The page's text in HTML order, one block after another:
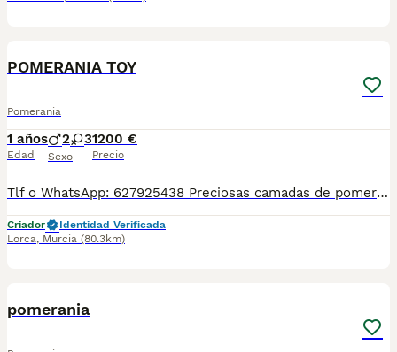
POMERANIA TOY
Pomerania
1 años
Edad
2 3
Sexo
1200 €
Precio
Tlf o WhatsApp: 627925438 Preciosas camadas de pomerania, se entregan con minimo de dos meses y medio de edad y sus vacunas correspondientes, desparasitados interna y externamente, pasaporte y microchip, contrato de compra y garantia de salud. preferiblemente recogida en mano pero también podemos entregar en toda España mediante transporte de alta calidad preparado para animales y con chofer particular con posibilidad de pago contra reembolso Llámanos o háblanos por whats app.
Criador
Identidad Verificada
Lorca, Murcia (80.3km)
pomerania